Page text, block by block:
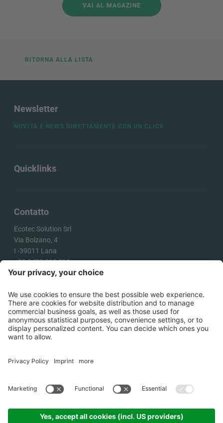
VAI AL MAGAZINE
RITORNA ALLA LISTA
Contatto
Ecotec Solution Srl
Via Bolzano, 4
I -39011 Lana
+39 0473 313 010
info@ecotecsolution.com
Quicklinks
Newsletter
NOVITÀ E NEWS DIRETTAMENTE CON UN CLICK
02863180218.Credits.Cookies.Informativa